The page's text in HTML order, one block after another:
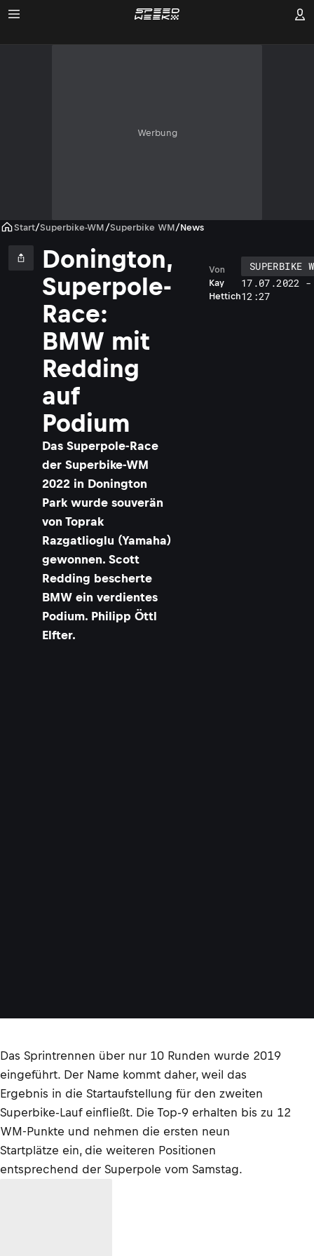
Werbung
Start/Superbike-WM /Superbike WM/News
Donington,
Superpole-
Race:
BMW mit
Redding
auf
Podium
Das Superpole-Race
der Superbike-WM
2022 in Donington
Park wurde souverän
von Toprak
Razgatlioglu (Yamaha)
gewonnen. Scott
Redding bescherte
BMW ein verdientes
Podium. Philipp Öttl
Elfter.
Kay
Hettich
Von
SUPERBIKE
17.07.2022 -
12:27
Das Sprintrennen über nur 10 Runden wurde 2019
eingeführt. Der Name kommt daher, weil das
Ergebnis in die Startaufstellung für den zweiten
Superbike-Lauf einfließt. Die Top-9 erhalten bis zu 12
WM-Punkte und nehmen die ersten neun
Startplätze ein, die weiteren Positionen
entsprechend der Superpole vom Samstag.